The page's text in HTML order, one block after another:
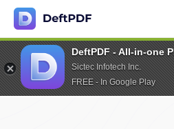
DeftPDF - All-in-one
Sictec Infotech Inc.
FREE - In Google Play